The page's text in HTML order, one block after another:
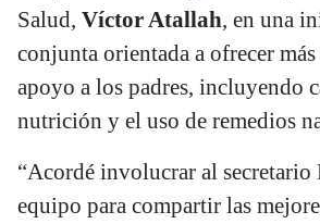
Salud, Víctor Atallah, en una
conjunta orientada a ofrecer
apoyo a los padres, incluyendo
nutrición y el uso de remedios
“Acordé involucrar al secretario
equipo para compartir las